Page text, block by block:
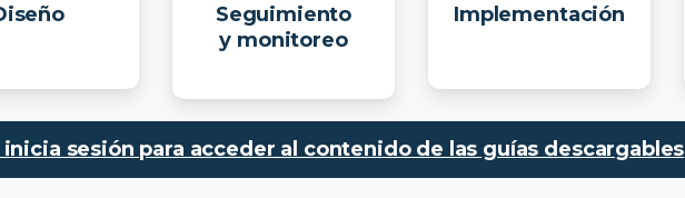
Seguimiento
y monitoreo
Implementación
sesión para acceder al contenido de las guías descargables